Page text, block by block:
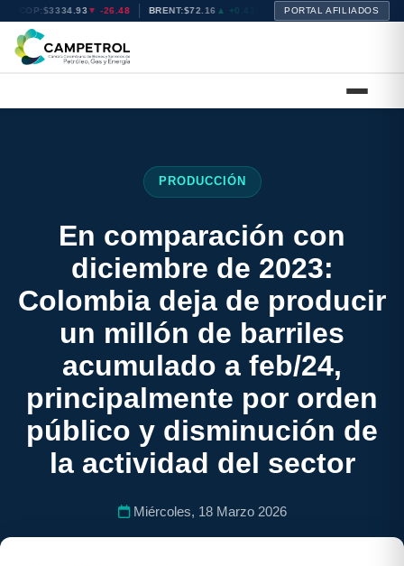
COP: $3334.93▼ -26.48 BRENT:$72.10▲ +0.36 WTI:$77.09▼ -0.20
PORTAL AFILIADOS
PRODUCCIÓN
En comparación con
diciembre de 2023:
Colombia deja de producir
un millón de barriles
acumulado a feb/24,
principalmente por orden
público y disminución de
la actividad del sector
Miércoles, 18 Marzo 2026